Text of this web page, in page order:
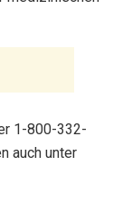
1-800-332-
auch unter